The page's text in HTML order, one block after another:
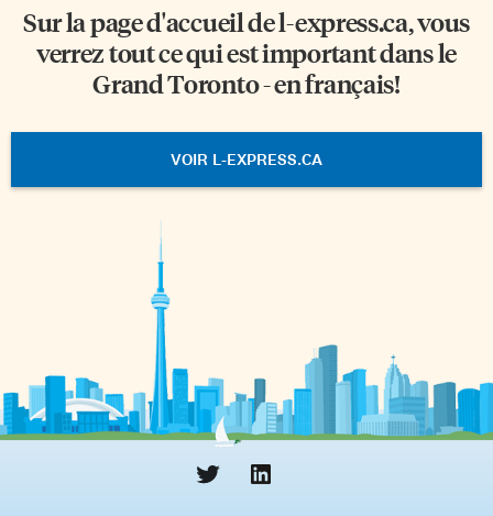
Sur la page d'accueil del-express.ca, vous
verrez tout ce qui est important dans le
Grand Toronto - en français!
VOIR L-EXPRESS.CA